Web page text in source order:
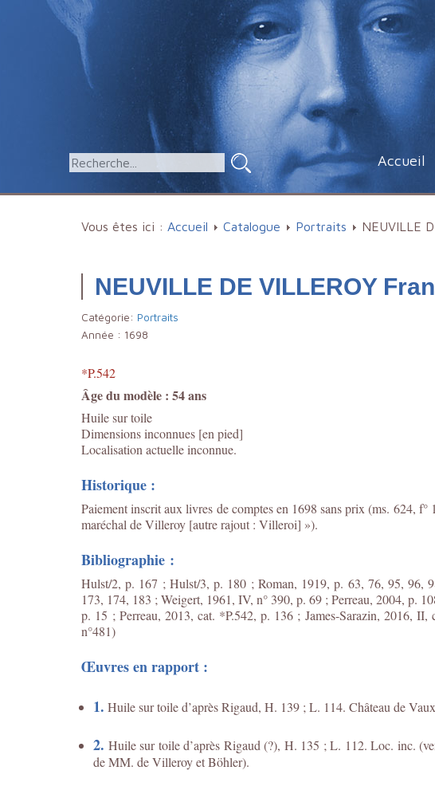
Accueil
Vous êtes ici : Accueil Catalogue Portraits NEUVILLE
NEUVILLE DE VILLEROY
Catégorie: Portraits
Année : 1698
*P.542
Âge du modèle : 54 ans
Huile sur toile
Dimensions inconnues [en pied]
Localisation actuelle inconnue.
Historique :
Paiement inscrit aux livres de comptes en 1698 sans prix (ms. 624,
maréchal de Villeroy [autre rajout : Villeroi] »).
Bibliographie :
Hulst/2, p. 167 ; Hulst/3, p. 180 ; Roman, 1919, p. 63, 76, 95, 96,
173, 174, 183 ; Weigert, 1961, IV, n° 390, p. 69 ; Perreau, 2004, p.
p. 15 ; Perreau, 2013, cat. *P.542, p. 136 ; James-Sarazin, 2016,
n°481)
Œuvres en rapport :
1. Huile sur toile d’après Rigaud, H. 139 ; L. 114. Château de
2. Huile sur toile d’après Rigaud (?), H. 135 ; L. 112. Loc. inc.
de MM. de Villeroy et Böhler).